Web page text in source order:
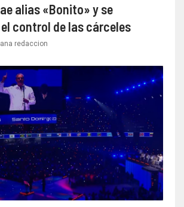
alias «Bonito» y se
control de las cárceles
redaccion